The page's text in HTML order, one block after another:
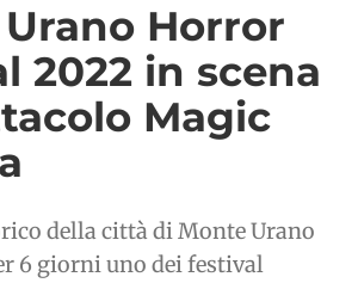
Horror
2022 in scena
Magic
della città di Monte Urano
6 giorni uno dei festival